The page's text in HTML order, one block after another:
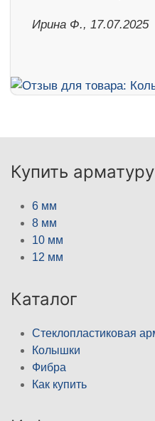
Ирина Ф., 17.07.2025
Купить арматуру
6 мм
8 мм
10 мм
12 мм
Каталог
Стеклопластиковая
Колышки
Фибра
Как купить